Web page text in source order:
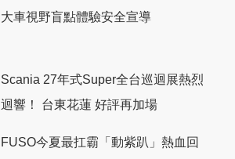
大車視野盲點體驗安全宣導
Scania 27年式Super全台巡迴展熱烈
迴響！ 台東花蓮 好評再加場
FUSO今夏最扛霸「動紫趴」熱血回